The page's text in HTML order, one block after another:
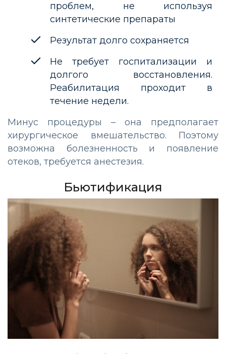
проблем, не используя
синтетические препараты
Результат долго сохраняется
Не требует госпитализации и
долгого восстановления.
Реабилитация проходит в
течение недели.
Минус процедуры – она предполагает
хирургическое вмешательство. Поэтому
возможна болезненность и появление
отеков, требуется анестезия.
Бьютификация